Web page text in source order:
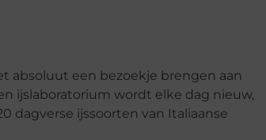
absoluut een bezoekje brengen aan
ijslaboratorium wordt elke dag nieuw,
dagverse ijssoorten van Italiaanse